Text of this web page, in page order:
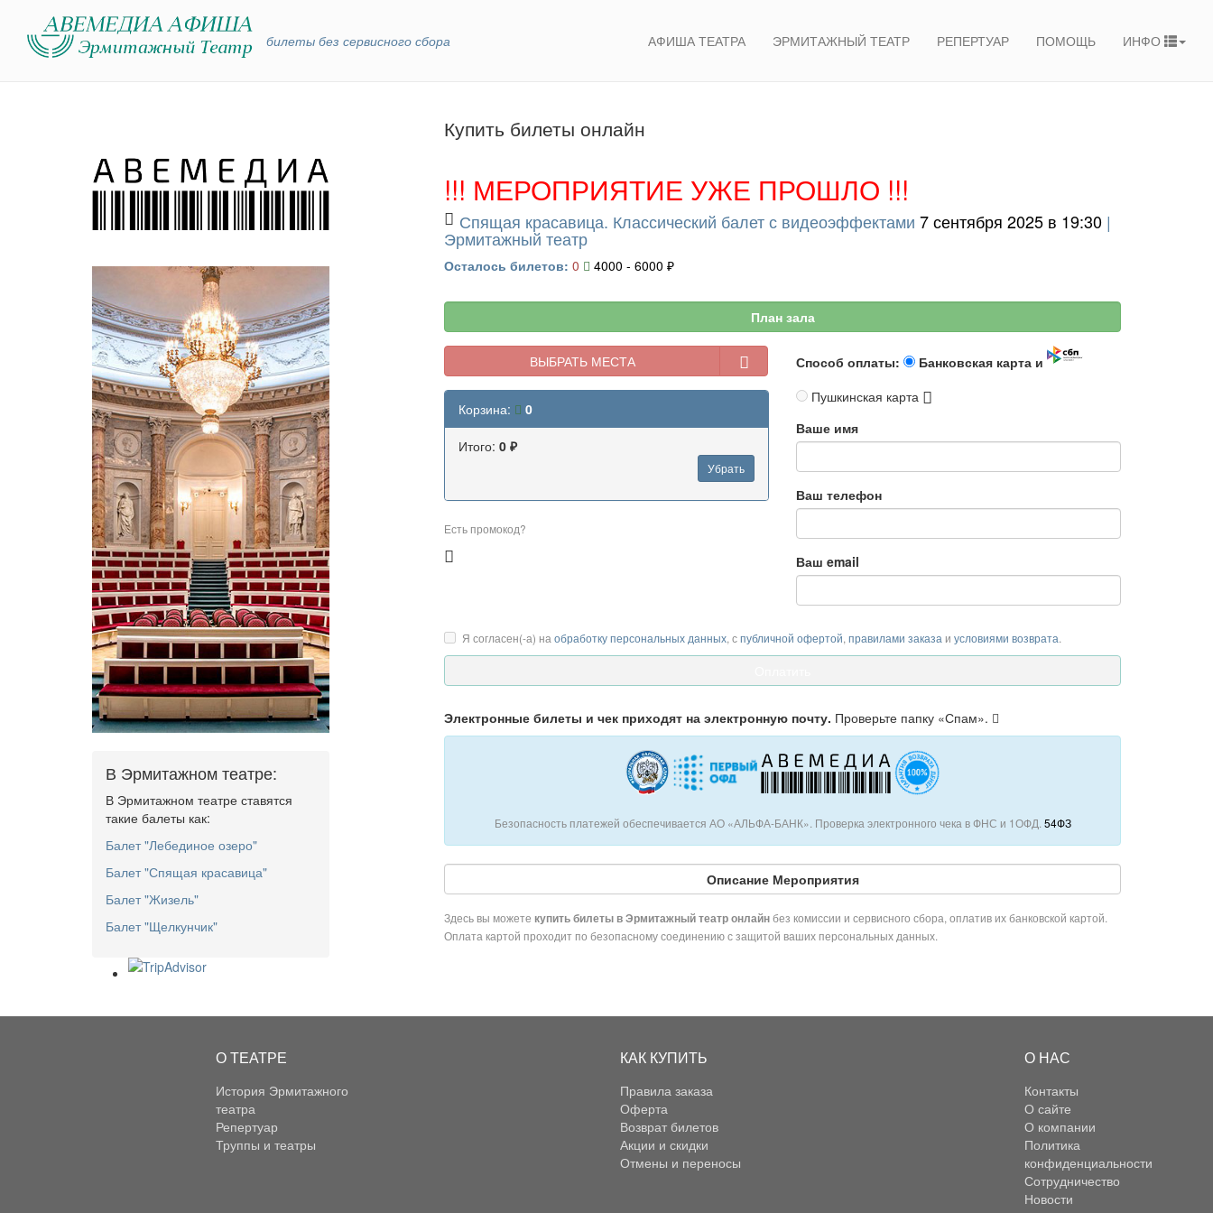
билеты без сервисного сбора АФИША ТЕАТРА ЭРМИТАЖНЫЙ ТЕАТР РЕПЕРТУАР ПОМОЩЬ ИНФО
Купить билеты онлайн
!!! МЕРОПРИЯТИЕ УЖЕ ПРОШЛО !!!
Спящая красавица. Классический балет с видеоэффектами 7 сентября 2025 в 19:30 |
Эрмитажный театр
Осталось билетов: 0 4000 - 6000 ₽
План зала
ВЫБРАТЬ МЕСТА
Корзина: 0
Итого: 0 ₽
Убрать
Есть промокод?
Способ оплаты:
Банковская карта и
Пушкинская карта
Ваше имя
Ваш телефон
Ваш email
Я согласен(-а) на обработку персональных данных, спубличной офертой, правилами заказа и условиями возврата.
Электронные билеты и чек приходят на электронную почту. Проверьте папку «Спам».
Безопасность платежей обеспечивается АО «АЛЬФА-БАНК». Проверка электронного чека в ФНС и 1ОФД. 54ФЗ
Описание Мероприятия
Здесь вы можете купить билеты в Эрмитажный театр онлайнбез комиссии и сервисного сбора, оплатив их банковской картой.
Оплата картой проходит по безопасному соединению с защитой ваших персональных данных.
В Эрмитажном театре:
В Эрмитажном театре ставятся
такие балеты как:
Балет "Лебединое озеро"
Балет "Спящая красавица"
Балет "Жизель"
Балет "Щелкунчик"
О ТЕАТРЕ
История Эрмитажного
театра
Репертуар
Труппы и театры
КАК КУПИТЬ
Правила заказа
Оферта
Возврат билетов
Акции и скидки
Отмены и переносы
О НАС
Контакты
О сайте
О компании
Политика
конфиденциальности
Сотрудничество
Новости